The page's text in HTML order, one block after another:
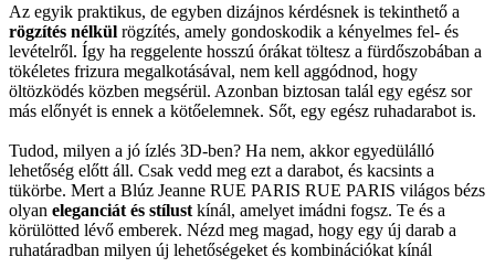
Az egyik praktikus, de egyben dizájnos kérdésnek is tekinthető a
rögzítés nélkül rögzítés, amely gondoskodik a kényelmes fel- és
levételről. Így ha reggelente hosszú órákat töltesz a fürdőszobában a
tökéletes frizura megalkotásával, nem kell aggódnod, hogy
öltözködés közben megsérül. Azonban biztosan talál egy egész sor
más előnyét is ennek a kötőelemnek. Sőt, egy egész ruhadarabot is.
Tudod, milyen a jó ízlés 3D-ben? Ha nem, akkor egyedülálló
lehetőség előtt áll. Csak vedd meg ezt a darabot, és kacsints a
tükörbe. Mert a Blúz Jeanne RUE PARIS RUE PARIS világos bézs
olyan eleganciát és stílust kínál, amelyet imádni fogsz. Te és a
körülötted lévő emberek. Nézd meg magad, hogy egy új darab a
ruhatáradban milyen új lehetőségeket és kombinációkat kínál